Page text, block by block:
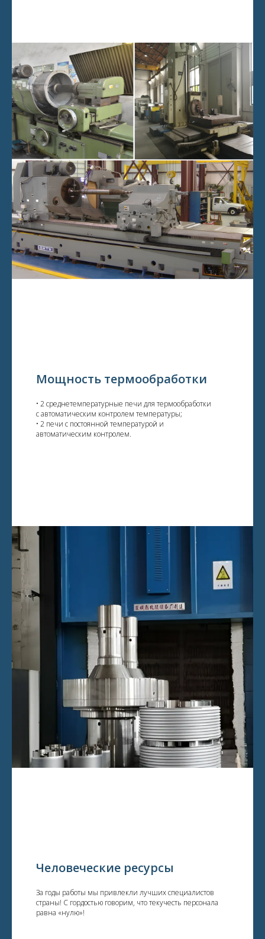
Мощность термообработки
• 2 среднетемпературные печи для термообработки
с автоматическим контролем температуры;
• 2 печи с постоянной температурой и
автоматическим контролем.
Человеческие ресурсы
За годы работы мы привлекли лучших специалистов
страны! С гордостью говорим, что текучесть персонала
равна «нулю»!